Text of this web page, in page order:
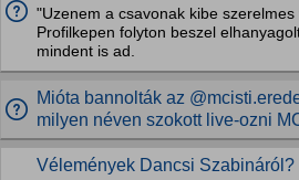
"Uzenem a csavonak kibe
Profilkepen folyton beszel
mindent is ad.
Mióta bannolták az
milyen néven szokott live-ozni
Vélemények Dancsi Szabináról?